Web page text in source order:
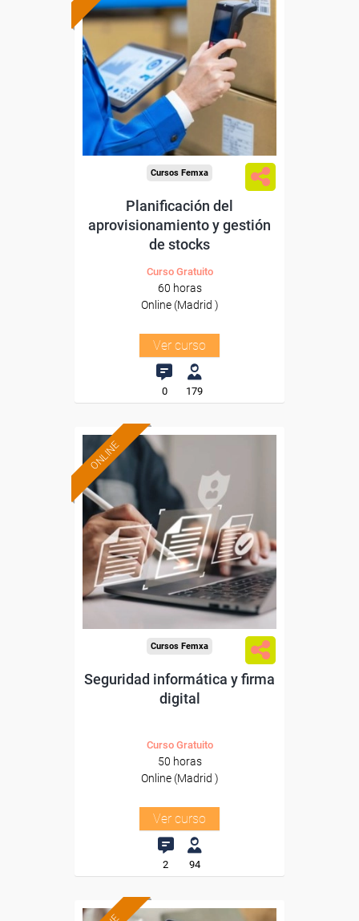
Formación 100%
subvencionada.
Para desempleados,
trabajadores y autónomos
de Madrid.
Para todos los sectores.
Cursos Femxa
Planificación del
aprovisionamiento y gestión
de stocks
Curso Gratuito
60 horas
Online (Madrid )
Ver curso
0 179
ONLINE
Formación 100%
subvencionada.
Para desempleados,
trabajadores y autónomos
de Madrid.
Para todos los sectores.
Cursos Femxa
Seguridad informática y firma
digital
Curso Gratuito
50 horas
Online (Madrid )
Ver curso
2 94